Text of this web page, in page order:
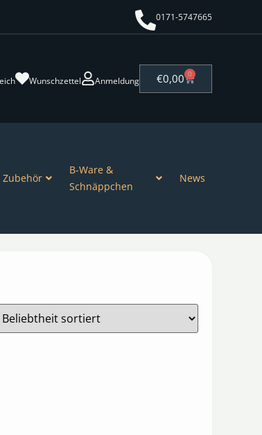
0171-5747665
Wunschzettel Anmeldung €0,00 0
Zubehör
B-Ware &
Schnäppchen
News